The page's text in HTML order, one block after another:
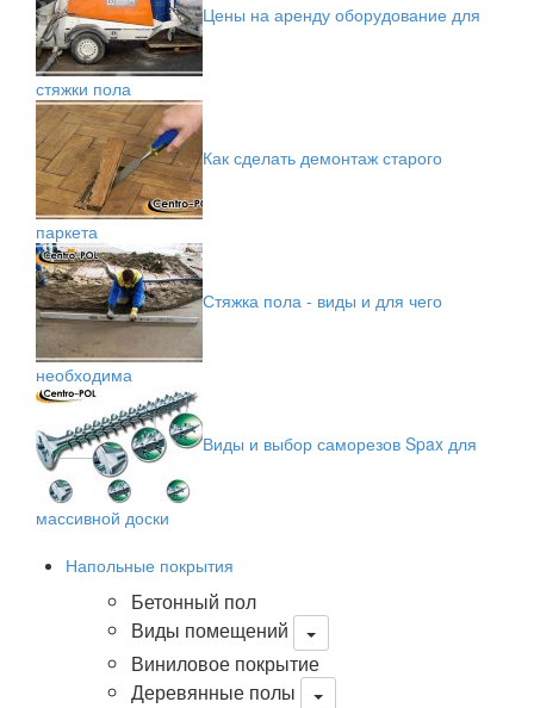
Цены на аренду оборудование для
стяжки пола
Как сделать демонтаж старого
паркета
Стяжка пола - виды и для чего
необходима
Виды и выбор саморезов Spax для
массивной доски
Напольные покрытия
Бетонный пол
Виды помещений
Виниловое покрытие
Деревянные полы